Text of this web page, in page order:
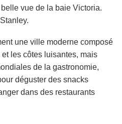
vue de la baie Victoria.
une ville moderne composé
les côtes luisantes, mais
de la gastronomie,
déguster des snacks
dans des restaurants